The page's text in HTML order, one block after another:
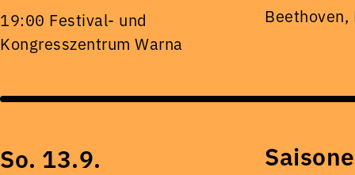
19:00 Festival- und
Kongresszentrum Warna
Beethoven,
So. 13.9.